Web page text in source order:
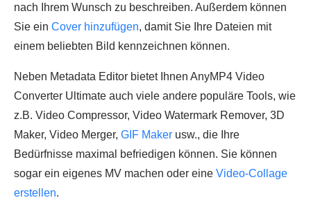
nach Ihrem Wunsch zu beschreiben. Außerdem können
Sie ein Cover hinzufügen, damit Sie Ihre Dateien mit
einem beliebten Bild kennzeichnen können.
Neben Metadata Editor bietet Ihnen AnyMP4 Video
Converter Ultimate auch viele andere populäre Tools, wie
z.B. Video Compressor, Video Watermark Remover, 3D
Maker, Video Merger, GIF Maker usw., die Ihre
Bedürfnisse maximal befriedigen können. Sie können
sogar ein eigenes MV machen oder eine Video-Collage
erstellen.